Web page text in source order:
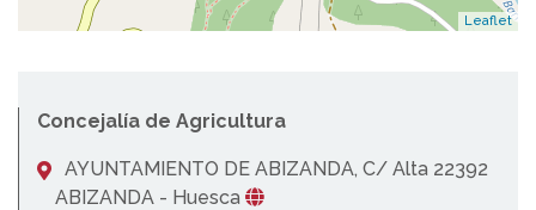
Leaflet
Concejalía de Agricultura
AYUNTAMIENTO DE ABIZANDA, C/ Alta 22392
ABIZANDA - Huesca